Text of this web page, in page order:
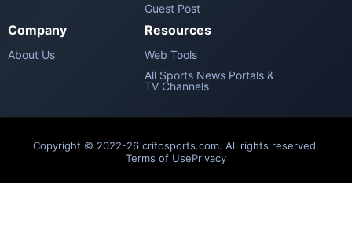
Guest Post
Company
About Us
Resources
Web Tools
All Sports News Portals &
TV Channels
Copyright © 2022-26 crifosports.com. All rights reserved.
Terms of UsePrivacy